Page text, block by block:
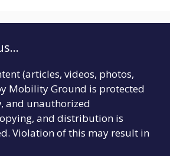
(articles, videos, photos,
Mobility Ground is protected
and unauthorized
and distribution is
Violation of this may result in